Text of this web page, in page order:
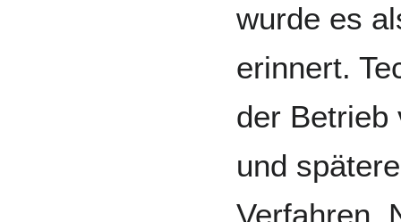
wurde es
erinnert.
der Betrieb
und
Verfahren.